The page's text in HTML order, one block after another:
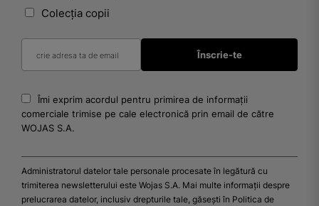
Colecția copii
Îmi exprim acordul pentru primirea de informații
comerciale trimise pe cale electronică prin email de către
WOJAS S.A.
Administratorul datelor tale personale procesate în legătură cu
trimiterea newsletterului este Wojas S.A. Mai multe informații despre
prelucrarea datelor, inclusiv drepturile tale, găsești în Politica de